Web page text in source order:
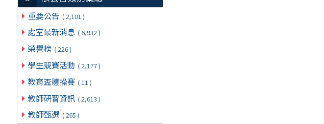
重要公告 ( 2,101 )
處室最新消息 ( 6,932 )
榮譽榜 ( 226 )
學生競賽活動 ( 2,177 )
教育盃體操賽 ( 11 )
教師研習資訊 ( 2,613 )
教師甄選 ( 265 )